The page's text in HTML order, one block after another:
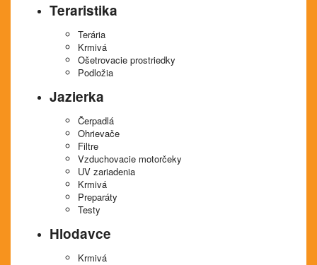
Teraristika
Terária
Krmivá
Ošetrovacie prostriedky
Podložia
Jazierka
Čerpadlá
Ohrievače
Filtre
Vzduchovacie motorčeky
UV zariadenia
Krmivá
Preparáty
Testy
Hlodavce
Krmivá